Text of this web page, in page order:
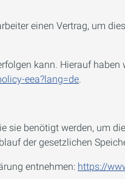
einen Vertrag, um
kann. Hierauf
eea?lang=de.
benötigt werden, um
der gesetzlichen
entnehmen: https://